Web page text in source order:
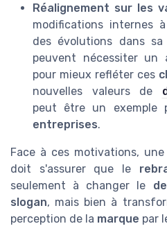
Réalignement sur les
modifications internes
des évolutions dans
peuvent nécessiter un
pour mieux refléter ces
nouvelles valeurs de
peut être un exemple
entreprises.
Face à ces motivations,
doit s'assurer que le
seulement à changer le
slogan, mais bien à
perception de la marque par